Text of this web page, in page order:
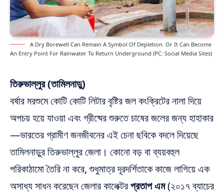
A Dry Borewell Can Remain A Symbol Of Depletion. Or It Can Become
An Entry Point For Rainwater To Return Underground (PC: Social Media Sites)
তিরুভাল্লুর (তামিলনাড়ু)
বর্ষার মরশুমে কোটি কোটি লিটার বৃষ্টির জল কংক্রিটের নালা দিয়ে
অপচয় হয়ে যাওয়া এবং গ্রীষ্মের শুরুতে চাষের জলের জন্য হাহাকার
—ভারতের গ্রামীণ জনজীবনের এই চেনা ছবিকে বদলে দিয়েছে
তামিলনাড়ুর তিরুভাল্লুর জেলা। কোনো বড় বা ব্যয়বহুল
পরিকাঠামো তৈরি না করে, শুধুমাত্র দূরদর্শিতাকে কাজে লাগিয়ে এক
অসাধ্য সাধন করেছেন জেলার কালেক্টরপ্রতাপ এম(২০১৭ ব্যাচের